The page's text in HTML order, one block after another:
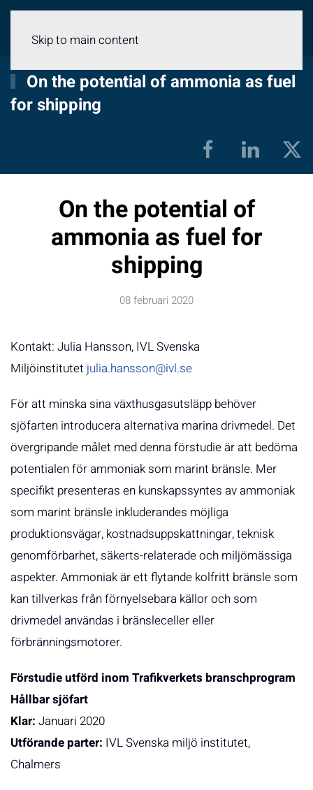
Skip to main content
On the potential of ammonia as fuel
for shipping
On the potential of
ammonia as fuel for
shipping
08 februari 2020
Kontakt: Julia Hansson, IVL Svenska
Miljöinstitutet julia.hansson@ivl.se
För att minska sina växthusgasutsläpp behöver
sjöfarten introducera alternativa marina drivmedel. Det
övergripande målet med denna förstudie är att bedöma
potentialen för ammoniak som marint bränsle. Mer
specifikt presenteras en kunskapssyntes av ammoniak
som marint bränsle inkluderandes möjliga
produktionsvägar, kostnadsuppskattningar, teknisk
genomförbarhet, säkerts-relaterade och miljömässiga
aspekter. Ammoniak är ett flytande kolfritt bränsle som
kan tillverkas från förnyelsebara källor och som
drivmedel användas i bränsleceller eller
förbränningsmotorer.
Förstudie utförd inom Trafikverkets branschprogram
Hållbar sjöfart
Klar: Januari 2020
Utförande parter: IVL Svenska miljö institutet,
Chalmers